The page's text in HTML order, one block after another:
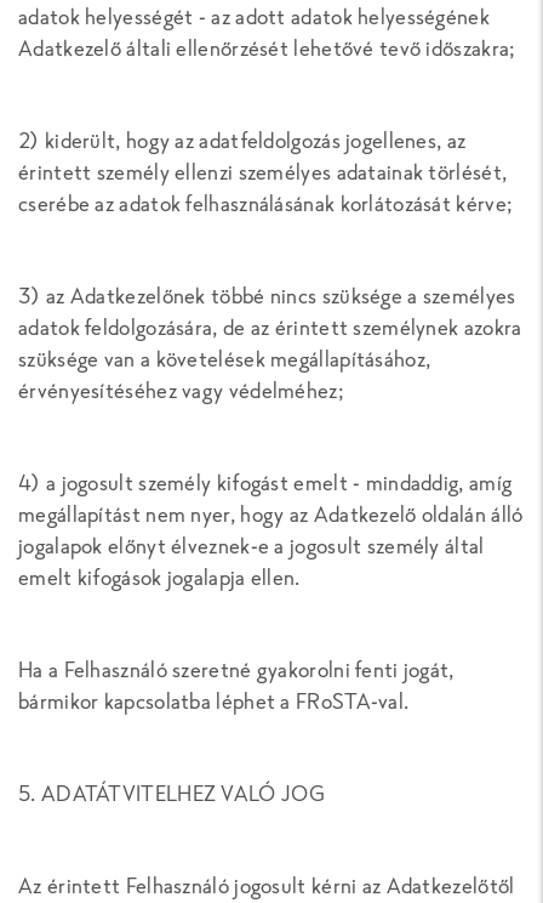
adatok helyességét - az adott adatok helyességének
Adatkezelő általi ellenőrzését lehetővé tevő időszakra;
2) kiderült, hogy az adatfeldolgozás jogellenes, az
érintett személy ellenzi személyes adatainak törlését,
cserébe az adatok felhasználásának korlátozását kérve;
3) az Adatkezelőnek többé nincs szüksége a személyes
adatok feldolgozására, de az érintett személynek azokra
szüksége van a követelések megállapításához,
érvényesítéséhez vagy védelméhez;
4) a jogosult személy kifogást emelt - mindaddig, amíg
megállapítást nem nyer, hogy az Adatkezelő oldalán álló
jogalapok előnyt élveznek-e a jogosult személy által
emelt kifogások jogalapja ellen.
Ha a Felhasználó szeretné gyakorolni fenti jogát,
bármikor kapcsolatba léphet a FRoSTA-val.
5. ADATÁTVITELHEZ VALÓ JOG
Az érintett Felhasználó jogosult kérni az Adatkezelőtől